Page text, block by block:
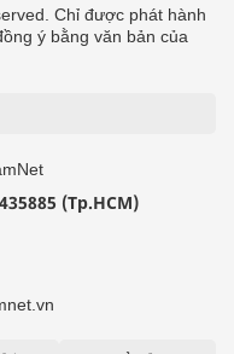
Chỉ được phát hành
ý bằng văn bản của
(Tp.HCM)